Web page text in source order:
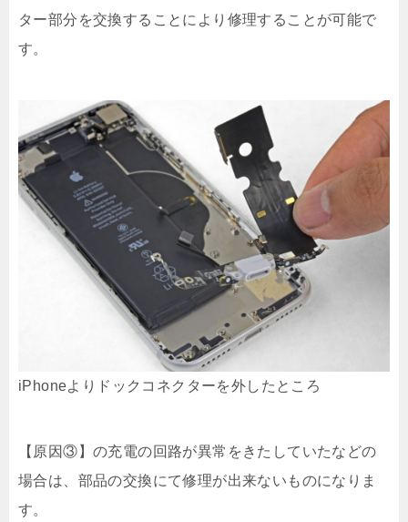
ター部分を交換することにより修理することが可能で
す。
iPhoneよりドックコネクターを外したところ
【原因③】の充電の回路が異常をきたしていたなどの
場合は、部品の交換にて修理が出来ないものになりま
す。